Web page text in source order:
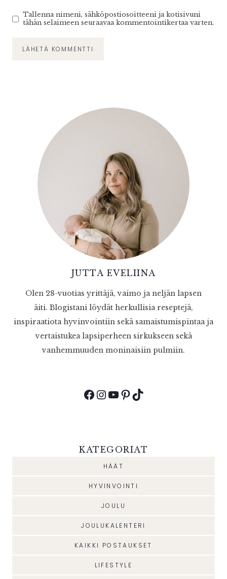
Tallenna nimeni, sähköpostiosoitteeni ja kotisivuni
tähän selaimeen seuraavaa kommentointikertaa varten.
JUTTA EVELIINA
Olen 28-vuotias yrittäjä, vaimo ja neljän lapsen
äiti. Blogistani löydät herkullisia reseptejä,
inspiraatiota hyvinvointiin sekä samaistumispintaa ja
vertaistukea lapsiperheen sirkukseen sekä
vanhemmuuden moninaisiin pulmiin.
Facebook
Instagram
YouTube
Pinterest
TikTok
KATEGORIAT
HÄÄT
HYVINVOINTI
JOULU
JOULUKALENTERI
KAIKKI POSTAUKSET
LIFESTYLE